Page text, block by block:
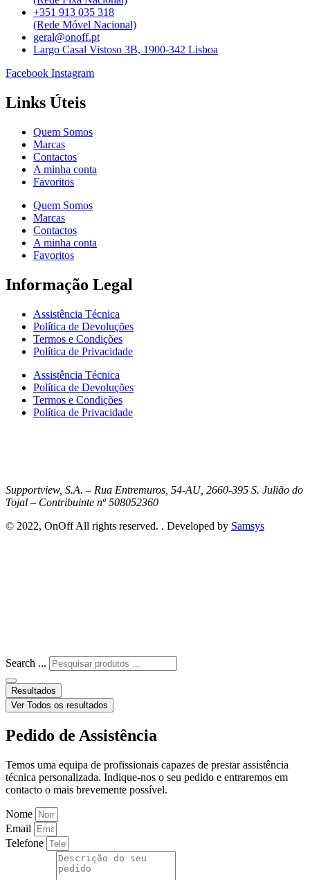
+351 913 035 318
(Rede Móvel Nacional)
geral@onoff.pt
Largo Casal Vistoso 3B, 1900-342 Lisboa
Facebook Instagram
Links Úteis
Quem Somos
Marcas
Contactos
A minha conta
Favoritos
Quem Somos
Marcas
Contactos
A minha conta
Favoritos
Informação Legal
Assistência Técnica
Política de Devoluções
Termos e Condições
Política de Privacidade
Assistência Técnica
Política de Devoluções
Termos e Condições
Política de Privacidade
Supportview, S.A. – Rua Entremuros, 54-AU, 2660-395 S. Julião do
Tojal – Contribuinte nº 508052360
© 2022, OnOff All rights reserved. . Developed by Samsys
Search ...
Resultados
Ver Todos os resultados
Pedido de Assistência
Temos uma equipa de profissionais capazes de prestar assistência
técnica personalizada. Indique-nos o seu pedido e entraremos em
contacto o mais brevemente possível.
Nome
Email
Telefone